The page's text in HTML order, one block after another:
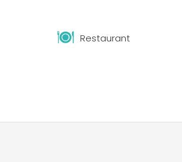
Restaurant